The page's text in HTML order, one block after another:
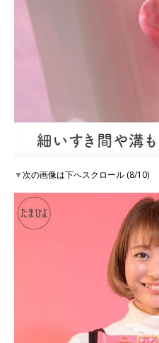
▼次の画像は下へスクロール (8/10)